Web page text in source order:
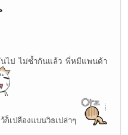
ไป ไม่ซ้ำกันแล้ว พี่หมีแพนด้า
เปลืองแบนวิธเปล่าๆ